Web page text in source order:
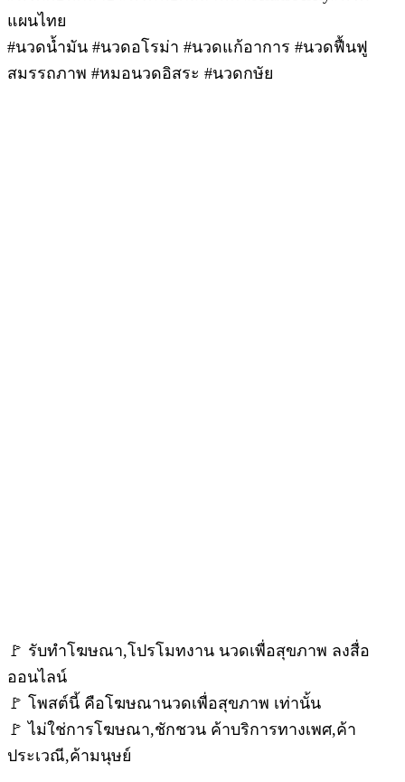
แผนไทย
#นวดน้ำมัน #นวดอโรม่า #นวดแก้อาการ #นวดฟื้นฟู
สมรรถภาพ #หมอนวดอิสระ #นวดกษัย
🚩 รับทำโฆษณา,โปรโมทงาน นวดเพื่อสุขภาพ ลงสื่อ
ออนไลน์
🚩 โพสต์นี้ คือโฆษณานวดเพื่อสุขภาพ เท่านั้น
🚩 ไม่ใช่การโฆษณา,ชักชวน ค้าบริการทางเพศ,ค้า
ประเวณี,ค้ามนุษย์